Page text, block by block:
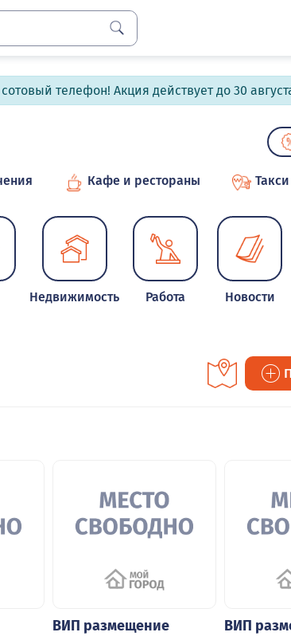
телефон! Акция действует до 30
Кафе и рестораны Такси
Недвижимость Работа Новости
ВИП размещение ВИП